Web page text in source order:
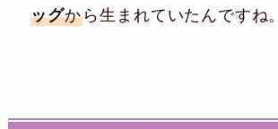
ッグか ら生まれていたんですね。